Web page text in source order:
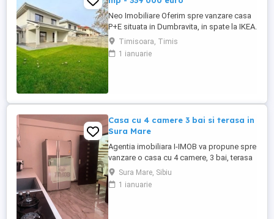
Neo Imobiliare Oferim spre vanzare casa
P+E situata in Dumbravita, in spate la IKEA.
Suprafata casei este de 155 mp + 20 mp
terasa, iar terenul pe care este aplasata
casa este de 370 mp. Compartimentare:
Timisoara, Timis
1 ianuarie
Casa cu 4 camere 3 bai si terasa in
Sura Mare
Agentia imobiliara I-IMOB va propune spre
vanzare o casa cu 4 camere, 3 bai, terasa
si parcare privata, cu o suprafata totala de
135 mp din care utila de 120 mp, situata
intr-o zona linistita si usor accesibila din
Sura Mare, Sibiu
1 ianuarie